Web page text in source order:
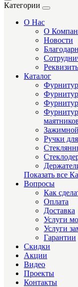
Категории
О Нас
О
Новости
Каталог
Ручки
Показать все
Вопросы
Как
Оплата
Доставка
Услуги
Услуги
Гарантии
Скидки
Акции
Видео
Проекты
Контакты